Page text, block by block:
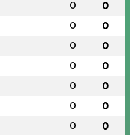
0 0
0 0
0 0
0 0
0 0
0 0
0 0